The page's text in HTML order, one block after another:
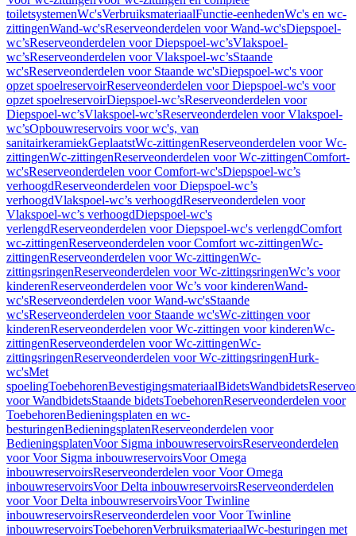
toiletsystemenWc'sVerbruiksmateriaalFunctie-eenhedenWc's en wc-
zittingenWand-wc'sReserveonderdelen voor Wand-wc'sDiepspoel-
wc’sReserveonderdelen voor Diepspoel-wc’sVlakspoel-
wc’sReserveonderdelen voor Vlakspoel-wc’sStaande
wc'sReserveonderdelen voor Staande wc'sDiepspoel-wc's voor
opzet spoelreservoirReserveonderdelen voor Diepspoel-wc's voor
opzet spoelreservoirDiepspoel-wc’sReserveonderdelen voor
Diepspoel-wc’sVlakspoel-wc’sReserveonderdelen voor Vlakspoel-
wc’sOpbouwreservoirs voor wc's, van
sanitairkeramiekGeplaatstWc-zittingenReserveonderdelen voor Wc-
zittingenWc-zittingenReserveonderdelen voor Wc-zittingenComfort-
wc'sReserveonderdelen voor Comfort-wc'sDiepspoel-wc’s
verhoogdReserveonderdelen voor Diepspoel-wc’s
verhoogdVlakspoel-wc’s verhoogdReserveonderdelen voor
Vlakspoel-wc’s verhoogdDiepspoel-wc's
verlengdReserveonderdelen voor Diepspoel-wc's verlengdComfort
wc-zittingenReserveonderdelen voor Comfort wc-zittingenWc-
zittingenReserveonderdelen voor Wc-zittingenWc-
zittingsringenReserveonderdelen voor Wc-zittingsringenWc’s voor
kinderenReserveonderdelen voor Wc’s voor kinderenWand-
wc'sReserveonderdelen voor Wand-wc'sStaande
wc'sReserveonderdelen voor Staande wc'sWc-zittingen voor
kinderenReserveonderdelen voor Wc-zittingen voor kinderenWc-
zittingenReserveonderdelen voor Wc-zittingenWc-
zittingsringenReserveonderdelen voor Wc-zittingsringenHurk-
wc'sMet
spoelingToebehorenBevestigingsmateriaalBidetsWandbidets
voor WandbidetsStaande bidetsToebehorenReserveonderdelen voor
ToebehorenBedieningsplaten en wc-
besturingenBedieningsplatenReserveonderdelen voor
BedieningsplatenVoor Sigma inbouwreservoirsReserveonderdelen
voor Voor Sigma inbouwreservoirsVoor Omega
inbouwreservoirsReserveonderdelen voor Voor Omega
inbouwreservoirsVoor Delta inbouwreservoirsReserveonderdelen
voor Voor Delta inbouwreservoirsVoor Twinline
inbouwreservoirsReserveonderdelen voor Voor Twinline
inbouwreservoirsToebehorenVerbruiksmateriaalWc-besturingen met